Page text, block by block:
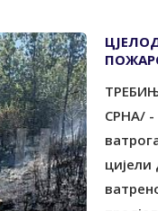
СРНА/ -
цијели